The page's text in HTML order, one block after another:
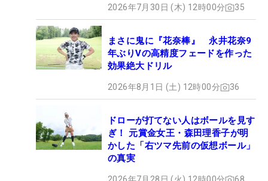
2026年7月30日 (木) 12時00分 35
まさに鬼に『花奈棒』 永井花奈9
年ぶりVの高精度フェードを作った
効果絶大ドリル
2026年8月1日 (土) 12時00分 36
ドローが打てない人はボールを見す
ぎ！ 元賞金女王・森田理香子が明
かした「右ツマ先前の仮想ボール」
の真実